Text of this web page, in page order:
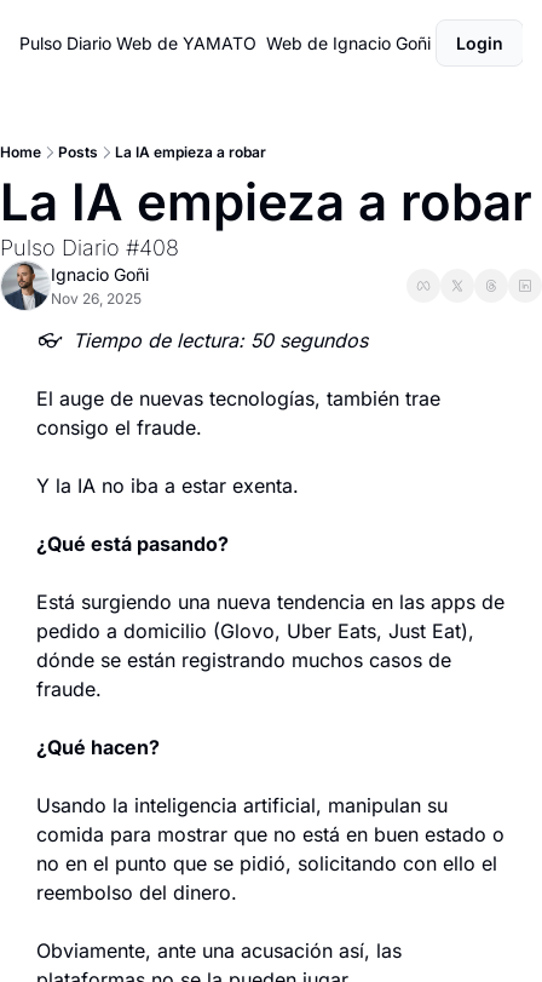
Pulso Diario Web de YAMATO Web de Ignacio Goñi Login
Home Posts La IA empieza a robar
La IA empieza a robar
Pulso Diario #408
Ignacio Goñi
Nov 26, 2025
👓  Tiempo de lectura: 50 segundos
El auge de nuevas tecnologías, también trae
consigo el fraude.
Y la IA no iba a estar exenta.
¿Qué está pasando?
Está surgiendo una nueva tendencia en las apps de
pedido a domicilio (Glovo, Uber Eats, Just Eat),
dónde se están registrando muchos casos de
fraude.
¿Qué hacen?
Usando la inteligencia artificial, manipulan su
comida para mostrar que no está en buen estado o
no en el punto que se pidió, solicitando con ello el
reembolso del dinero.
Obviamente, ante una acusación así, las